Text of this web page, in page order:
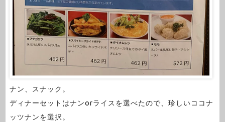
ナン、スナック。
ディナーセットはナンorライスを選べたので、珍しいココナ
ッツナンを選択。